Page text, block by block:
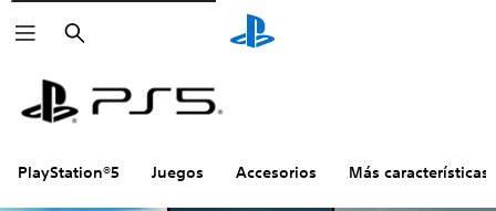
Buscar
PlayStation®5 Juegos Accesorios Más características